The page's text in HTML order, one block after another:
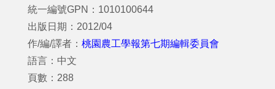
統一編號GPN：1010100644
出版日期：2012/04
作/編/譯者： 桃園農工學報第七期編輯委員會
語言：中文
頁數：288